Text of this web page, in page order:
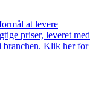
at levere
priser, leveret med
branchen. Klik her for